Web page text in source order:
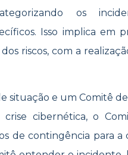
os
Isso implica em
riscos, com a
situação e um Comitê de
cibernética, o
de contingência para a